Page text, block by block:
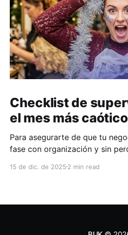
Checklist de
el mes más
Para asegurarte de que tu
fase con organización y sin
acompañarte durante las
15 de dic. de 2025 2 min read